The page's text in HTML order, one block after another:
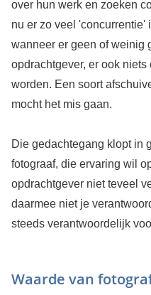
over hun werk en zoeken
nu er zo veel 'concurrentie'
wanneer er geen of weinig
opdrachtgever, er ook
worden. Een soort
mocht het mis gaan.
Die gedachtegang klopt in
fotograaf, die ervaring wil
opdrachtgever niet teveel
daarmee niet je
steeds verantwoordelijk
Waarde van